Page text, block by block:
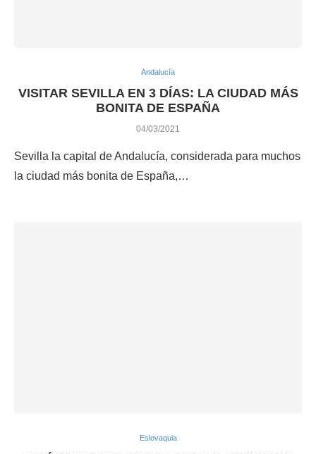
Andalucía
VISITAR SEVILLA EN 3 DÍAS: LA CIUDAD MÁS
BONITA DE ESPAÑA
04/03/2021
Sevilla la capital de Andalucía, considerada para muchos
la ciudad más bonita de España,…
Eslovaquia